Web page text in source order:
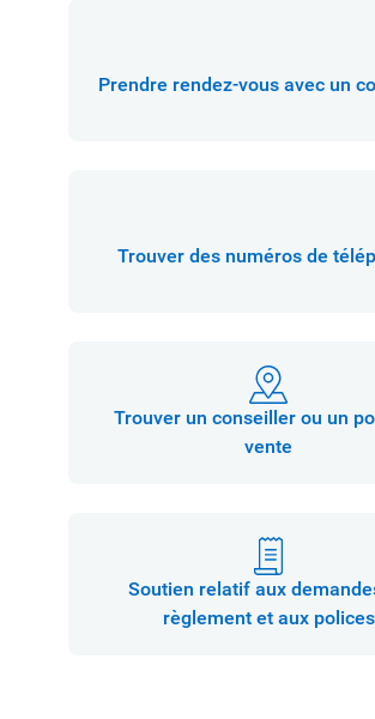
Prendre rendez-vous avec un
Trouver des numéros de
Trouver un conseiller ou un
vente
Soutien relatif aux
règlement et aux polices